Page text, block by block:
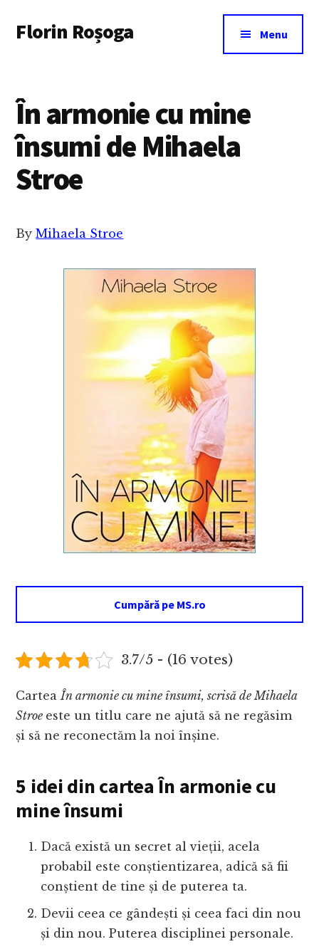
main
menu
Florin Roșoga Menu
În armonie cu mine
însumi de Mihaela
Stroe
ByMihaela Stroe
Cumpără pe MS.ro
3.7/5 - (16 votes)
CarteaÎn armonie cu mine însumi, scrisă de Mihaela
Stroe este un titlu care ne ajută să ne regăsim
și să ne reconectăm la noi înșine.
5 idei din cartea În armonie cu
mine însumi
Dacă există un secret al vieții, acela
probabil este conștientizarea, adică să fii
conștient de tine și de puterea ta.
Devii ceea ce gândești și ceea faci din nou
și din nou. Puterea disciplinei personale.